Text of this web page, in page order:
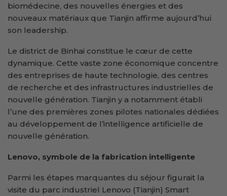
biomédecine, des nouvelles énergies et des
nouveaux matériaux que Tianjin affirme aujourd’hui
son leadership.
Le district de Binhai constitue le cœur de cette
dynamique. Cette vaste zone économique concentre
des entreprises de haute technologie, des centres
de recherche et des infrastructures industrielles de
nouvelle génération. Tianjin y a notamment établi
l’une des premières zones pilotes nationales dédiées
au développement de l’intelligence artificielle de
nouvelle génération.
Lenovo, symbole de la fabrication intelligente
Parmi les étapes marquantes du séjour figurait la
visite du parc industriel Lenovo (Tianjin) Smart